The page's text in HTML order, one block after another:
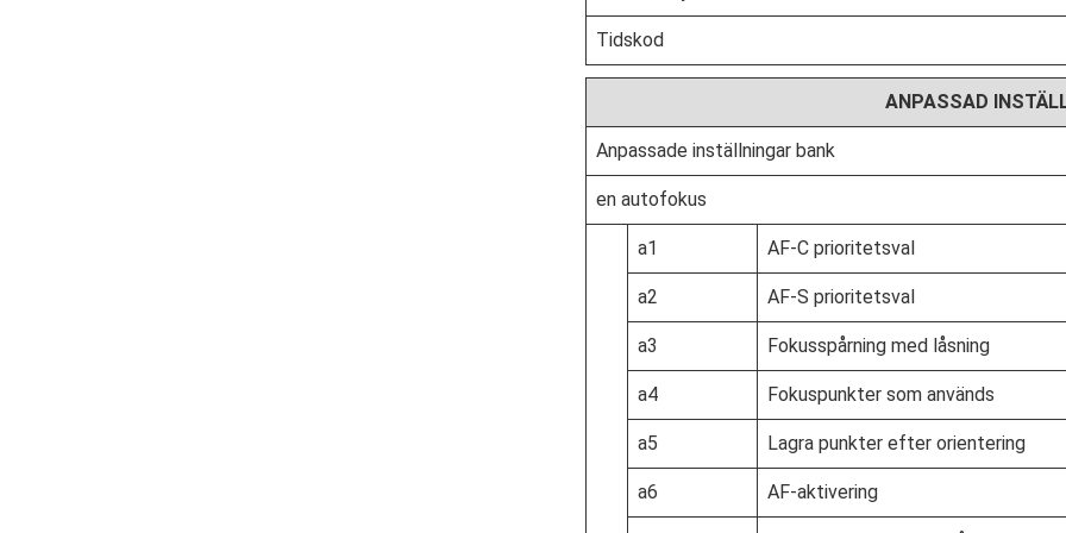
Tidskod
ANPASSAD
Anpassade inställningar bank
en autofokus
a1 AF-C prioritetsval
a2 AF‑S prioritetsval
a3 Fokusspårning med låsning
a4 Fokuspunkter som används
a5 Lagra punkter efter orientering
a6 AF-aktivering